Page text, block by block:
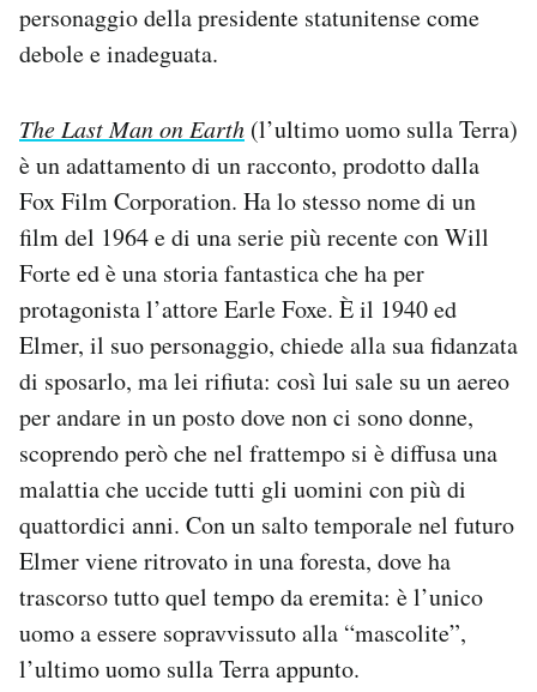
personaggio della presidente statunitense come
debole e inadeguata.
The Last Man on Earth (l’ultimo uomo sulla Terra)
è un adattamento di un racconto, prodotto dalla
Fox Film Corporation. Ha lo stesso nome di un
film del 1964 e di una serie più recente con Will
Forte ed è una storia fantastica che ha per
protagonista l’attore Earle Foxe. È il 1940 ed
Elmer, il suo personaggio, chiede alla sua fidanzata
di sposarlo, ma lei rifiuta: così lui sale su un aereo
per andare in un posto dove non ci sono donne,
scoprendo però che nel frattempo si è diffusa una
malattia che uccide tutti gli uomini con più di
quattordici anni. Con un salto temporale nel futuro
Elmer viene ritrovato in una foresta, dove ha
trascorso tutto quel tempo da eremita: è l’unico
uomo a essere sopravvissuto alla “mascolite”,
l’ultimo uomo sulla Terra appunto.